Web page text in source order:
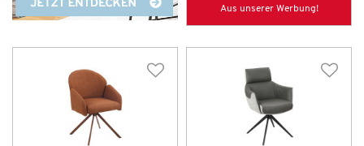
Aus unserer Werbung!